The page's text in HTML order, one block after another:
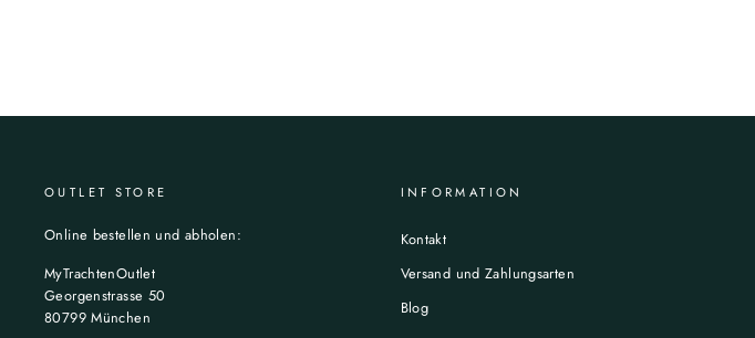
OUTLET STORE
Online bestellen und abholen:
MyTrachtenOutlet
Georgenstrasse 50
80799 München
INFORMATION
Kontakt
Versand und Zahlungsarten
Blog